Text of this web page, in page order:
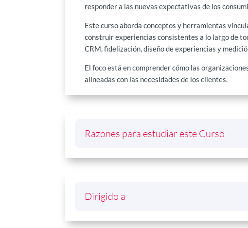
responder a las nuevas expectativas de los
Este curso aborda conceptos y herramientas
construir experiencias consistentes a lo largo de
CRM, fidelización, diseño de experiencias y
El foco está en comprender cómo las
alineadas con las necesidades de los clientes.
Razones para estudiar este Curso
Dirigido a